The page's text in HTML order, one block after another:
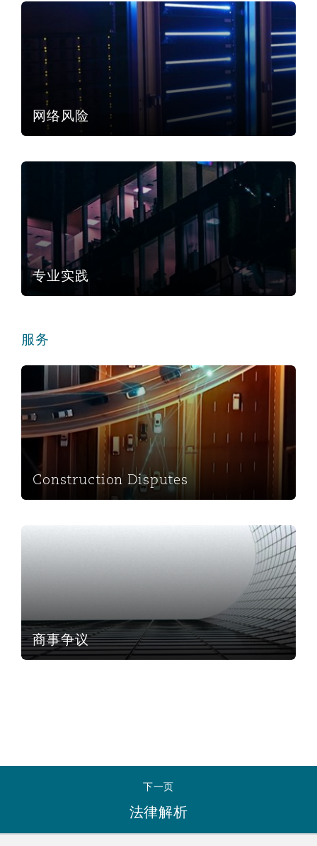
网络风险
网络风险
专业实践
专业实践
服务
Construction Disputes
Construction Disputes
商事争议
下一页
法律解析